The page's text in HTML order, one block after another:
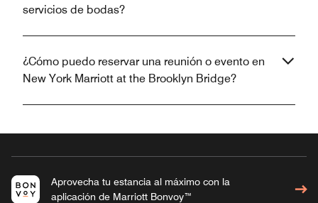
servicios de bodas?
¿Cómo puedo reservar una reunión o evento en
New York Marriott at the Brooklyn Bridge?
Aprovecha tu estancia al máximo con la
aplicación de Marriott Bonvoy™